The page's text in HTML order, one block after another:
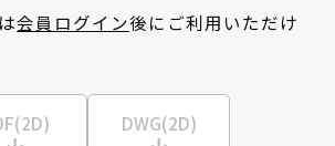
会員ログイン後にご利用いただけ
DWG(2D)